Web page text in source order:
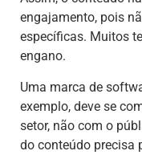
engajamento, pois
específicas. Muitos
engano.
Uma marca de
exemplo, deve se
setor, não com o
do conteúdo precisa